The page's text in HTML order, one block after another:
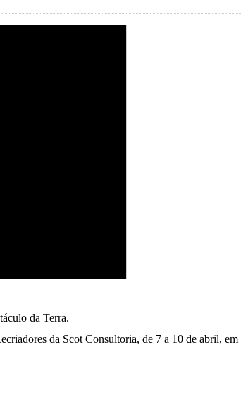
da Terra.
da Scot Consultoria, de 7 a 10 de abril,